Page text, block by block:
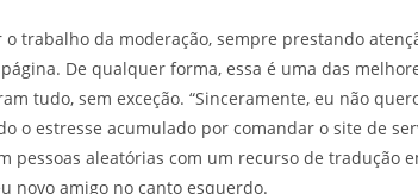
o trabalho da moderação, sempre prestando
De qualquer forma, essa é uma das
tudo, sem exceção. “Sinceramente, eu não
o estresse acumulado por comandar o site de
pessoas aleatórias com um recurso de tradução
novo amigo no canto esquerdo.